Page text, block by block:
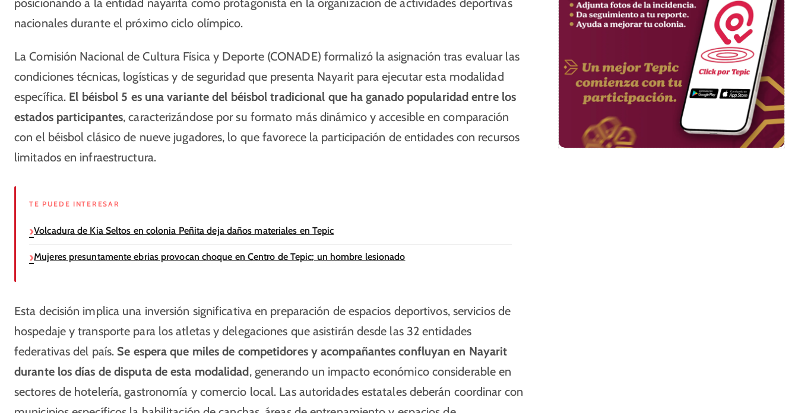
posicionando a la entidad nayarita como protagonista en la organización de actividades deportivas
nacionales durante el próximo ciclo olímpico.
La Comisión Nacional de Cultura Física y Deporte (CONADE) formalizó la asignación tras evaluar las
condiciones técnicas, logísticas y de seguridad que presenta Nayarit para ejecutar esta modalidad
específica. El béisbol 5 es una variante del béisbol tradicional que ha ganado popularidad entre los
estados participantes, caracterizándose por su formato más dinámico y accesible en comparación
con el béisbol clásico de nueve jugadores, lo que favorece la participación de entidades con recursos
limitados en infraestructura.
TE PUEDE INTERESAR
Volcadura de Kia Seltos en colonia Peñita deja daños materiales en Tepic
Mujeres presuntamente ebrias provocan choque en Centro de Tepic; un hombre lesionado
Esta decisión implica una inversión significativa en preparación de espacios deportivos, servicios de
hospedaje y transporte para los atletas y delegaciones que asistirán desde las 32 entidades
federativas del país. Se espera que miles de competidores y acompañantes confluyan en Nayarit
durante los días de disputa de esta modalidad, generando un impacto económico considerable en
sectores de hotelería, gastronomía y comercio local. Las autoridades estatales deberán coordinar con